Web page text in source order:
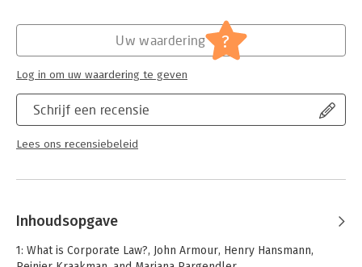
Ondernemingsrecht
Schrijf een recensie
Lees ons recensiebeleid
Uw waardering ?
Log in om uw waardering te geven
Inhoudsopgave
1: What is Corporate Law?, John Armour, Henry Hansmann,